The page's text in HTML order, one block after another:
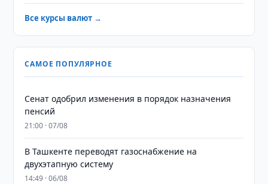
Все курсы валют →
САМОЕ ПОПУЛЯРНОЕ
Сенат одобрил изменения в порядок назначения
пенсий
21:00 · 07/08
В Ташкенте переводят газоснабжение на
двухэтапную систему
14:49 · 06/08